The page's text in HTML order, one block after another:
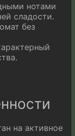
нотами
сладости.
без
на активное